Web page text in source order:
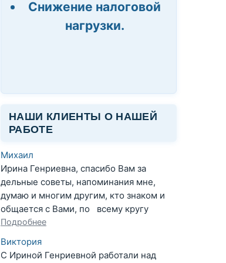
Снижение налоговой
нагрузки.
НАШИ КЛИЕНТЫ О НАШЕЙ
РАБОТЕ
Михаил
Ирина Генриевна, спасибо Вам за
дельные советы, напоминания мне,
думаю и многим другим, кто знаком и
общается с Вами, по всему кругу
Подробнее
Виктория
С Ириной Генриевной работали над